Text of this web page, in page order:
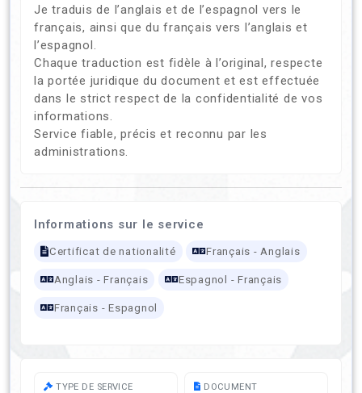
Je traduis de l’anglais et de l’espagnol vers le
français, ainsi que du français vers l’anglais et
l’espagnol.
Chaque traduction est fidèle à l’original, respecte
la portée juridique du document et est effectuée
dans le strict respect de la confidentialité de vos
informations.
Service fiable, précis et reconnu par les
administrations.
Informations sur le service
Certificat de nationalité Français - Anglais
Anglais - Français Espagnol - Français
Français - Espagnol
TYPE DE SERVICE DOCUMENT